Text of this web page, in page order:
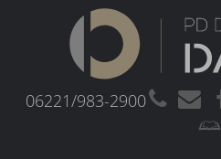
06221/983-2900